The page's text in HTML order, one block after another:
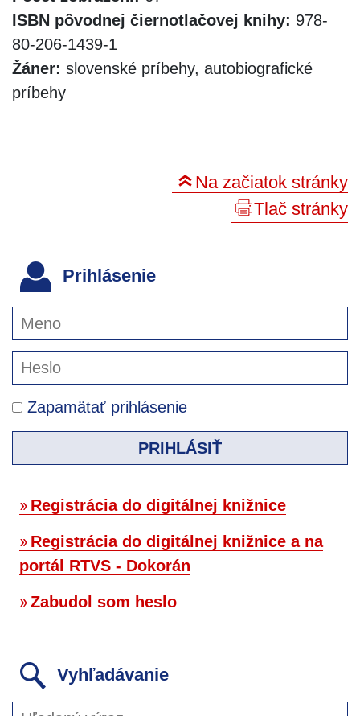
ISBN pôvodnej čiernotlačovej knihy: 978-
80-206-1439-1
Žáner: slovenské príbehy, autobiografické
príbehy
Na začiatok stránky
Tlač stránky
Prihlásenie
Zapamätať prihlásenie
PRIHLÁSIŤ
Registrácia do digitálnej knižnice
Registrácia do digitálnej knižnice a na
portál RTVS - Dokorán
Zabudol som heslo
Vyhľadávanie